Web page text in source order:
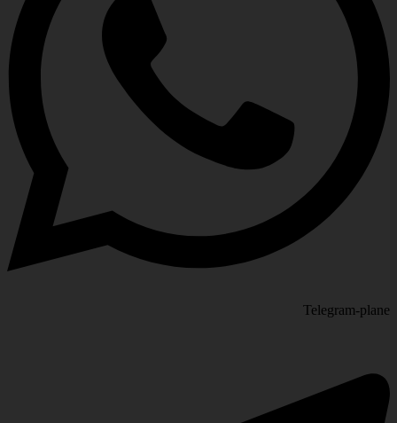
Telegram-plane